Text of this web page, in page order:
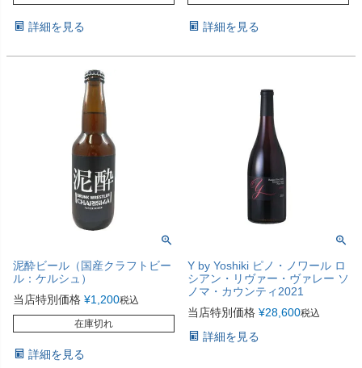
詳細を見る 詳細を見る
泥酔ビール（国産クラフトビー
ル：ケルシュ）
当店特別価格 ¥1,200税込
在庫切れ
詳細を見る
Y by Yoshiki ピノ・ノワール ロ
シアン・リヴァー・ヴァレー ソ
ノマ・カウンティ2021
当店特別価格 ¥28,600税込
詳細を見る